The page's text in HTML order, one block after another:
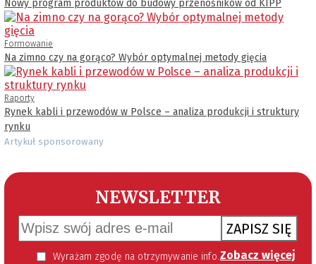
Nowy program produktów do budowy przenośników od KIPP
Formowanie
Na zimno czy na gorąco? Wybór optymalnej metody gięcia
Raporty
Rynek kabli i przewodów w Polsce – analiza produkcji i struktury
rynku
Artykuł sponsorowany
NEWSLETTER
ZAPISZ SIĘ
Wyrażam zgodę na otrzymywanie informacji handlowej kierowanej do mnie za pomocą środków komunikacji elektronicznej w szczególności poczty elektronicznej zgodnie z przepisem art. 10 ust 2 ustawy z dnia 18 lipca 2002 roku o świadczeniu usług drogą elektroniczną (Dz. U. 144 z 2002 r. poz. 1204). Zgoda jest dobrowolna, jednak jej wyrażenie jest konieczne, aby otrzymywać newsletter. Zobacz więcej